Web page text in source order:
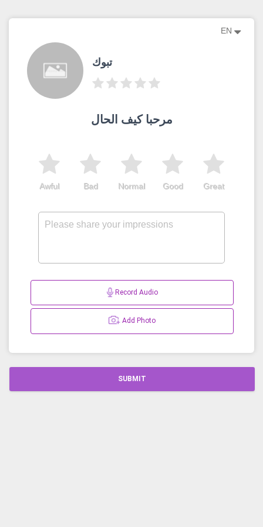
EN
تبوك
مرحبا كيف الحال
Great
Good
Normal
Bad
Awful
Record Audio
Add Photo
SUBMIT